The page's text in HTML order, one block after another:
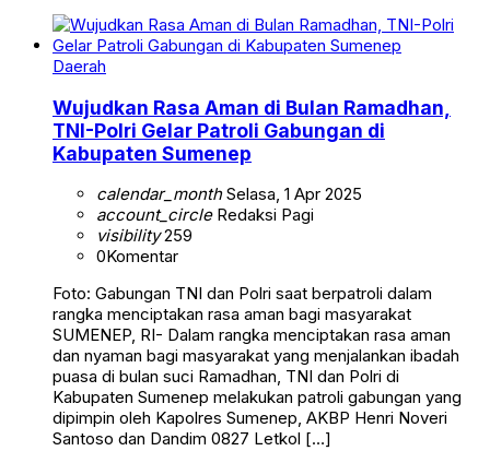
Daerah
Wujudkan Rasa Aman di Bulan Ramadhan,
TNI-Polri Gelar Patroli Gabungan di
Kabupaten Sumenep
calendar_monthSelasa, 1 Apr 2025
account_circleRedaksi Pagi
visibility259
0Komentar
Foto: Gabungan TNI dan Polri saat berpatroli dalam
rangka menciptakan rasa aman bagi masyarakat
SUMENEP, RI- Dalam rangka menciptakan rasa aman
dan nyaman bagi masyarakat yang menjalankan ibadah
puasa di bulan suci Ramadhan, TNI dan Polri di
Kabupaten Sumenep melakukan patroli gabungan yang
dipimpin oleh Kapolres Sumenep, AKBP Henri Noveri
Santoso dan Dandim 0827 Letkol […]